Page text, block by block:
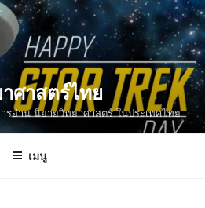
ศาสตร์ไทย
รอ่าน นิยายวิทยาศาสตร์ ในประเทศไทย
เมนู